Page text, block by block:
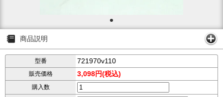
商品説明
型番 721970v110
販売価格 3,098円(税込)
購入数